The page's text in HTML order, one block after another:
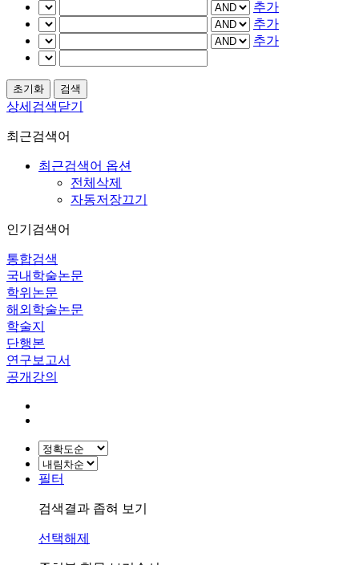
추가
추가
추가
상세검색닫기
최근검색어
최근검색어 옵션
전체삭제
자동저장끄기
인기검색어
통합검색
국내학술논문
학위논문
해외학술논문
학술지
단행본
연구보고서
공개강의
필터
검색결과 좁혀 보기
선택해제